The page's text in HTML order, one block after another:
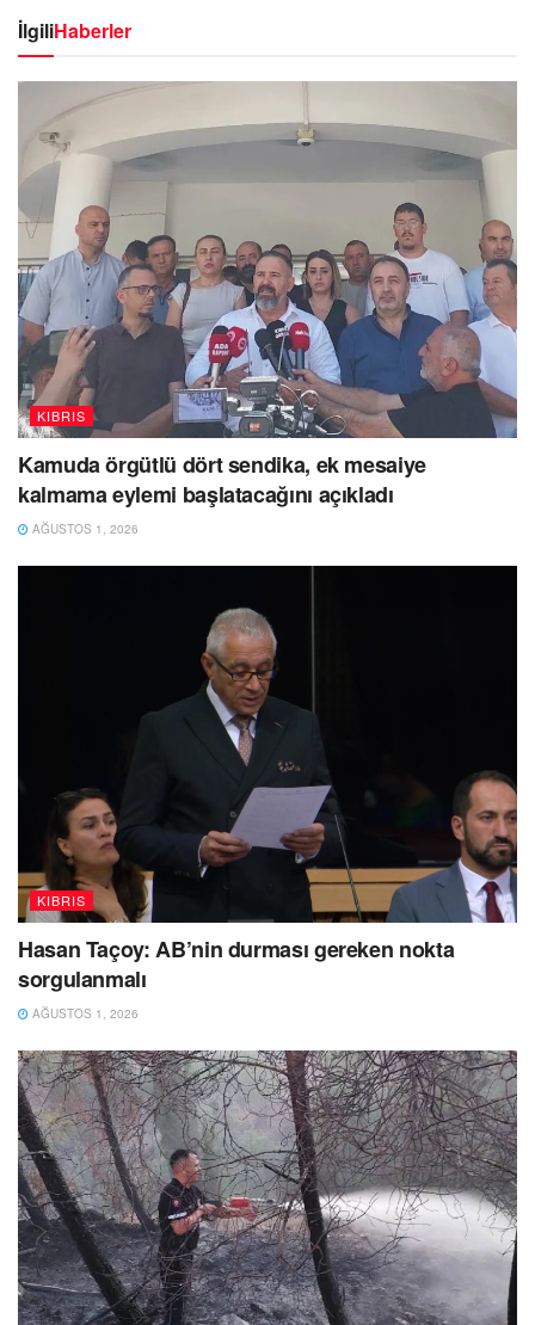
İlgiliHaberler
KIBRIS
Kamuda örgütlü dört sendika, ek mesaiye
kalmama eylemi başlatacağını açıkladı
AĞUSTOS 1, 2026
KIBRIS
Hasan Taçoy: AB’nin durması gereken nokta
sorgulanmalı
AĞUSTOS 1, 2026